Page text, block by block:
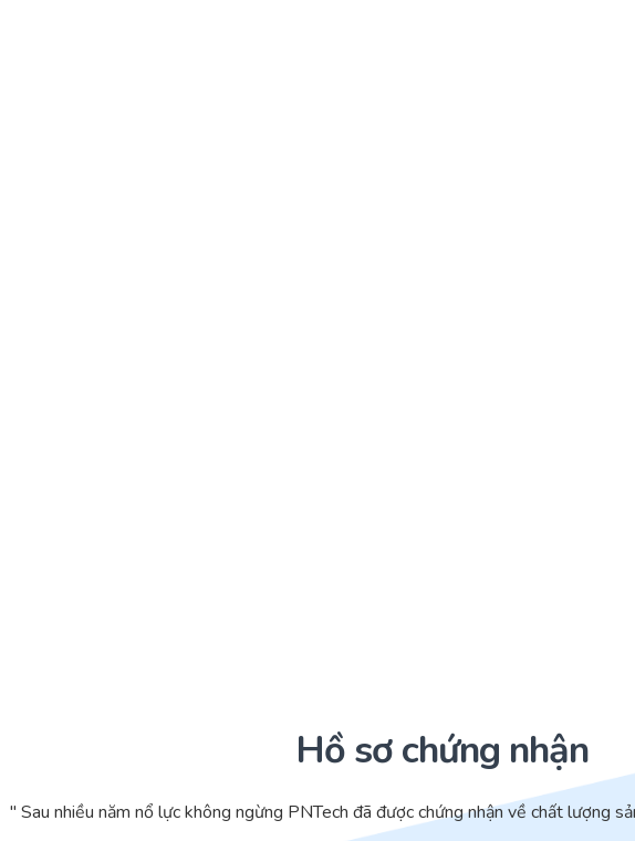
Hồ sơ chứng nhận
" Sau nhiều năm nổ lực không ngừng PNTech đã được chứng nhận về chất lượng